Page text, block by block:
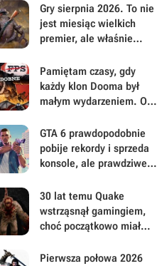
Gry sierpnia 2026. To nie
jest miesiąc wielkich
premier, ale właśnie
mu się uważniej
Pamiętam czasy, gdy
każdy klon Dooma był
małym wydarzeniem. Oto
FPS-y lat 90.
GTA 6 prawdopodobnie
pobije rekordy i sprzeda
konsole, ale prawdziwe
będą musieli mu
wybaczyć
30 lat temu Quake
wstrząsnął gamingiem,
choć początkowo miał
Pierwsza połowa 2026